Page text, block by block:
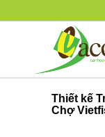
Thiết kế
Chợ